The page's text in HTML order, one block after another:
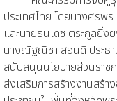
ประเทศไทย โดยนางศิริพ
และนายธนเดช ตระกูลยิ่
นางณัฐณิชา สอนดี ประธา
สนับสนุนนโยบายส่วนราช
ส่งเสริมการสร้างงานสร้า